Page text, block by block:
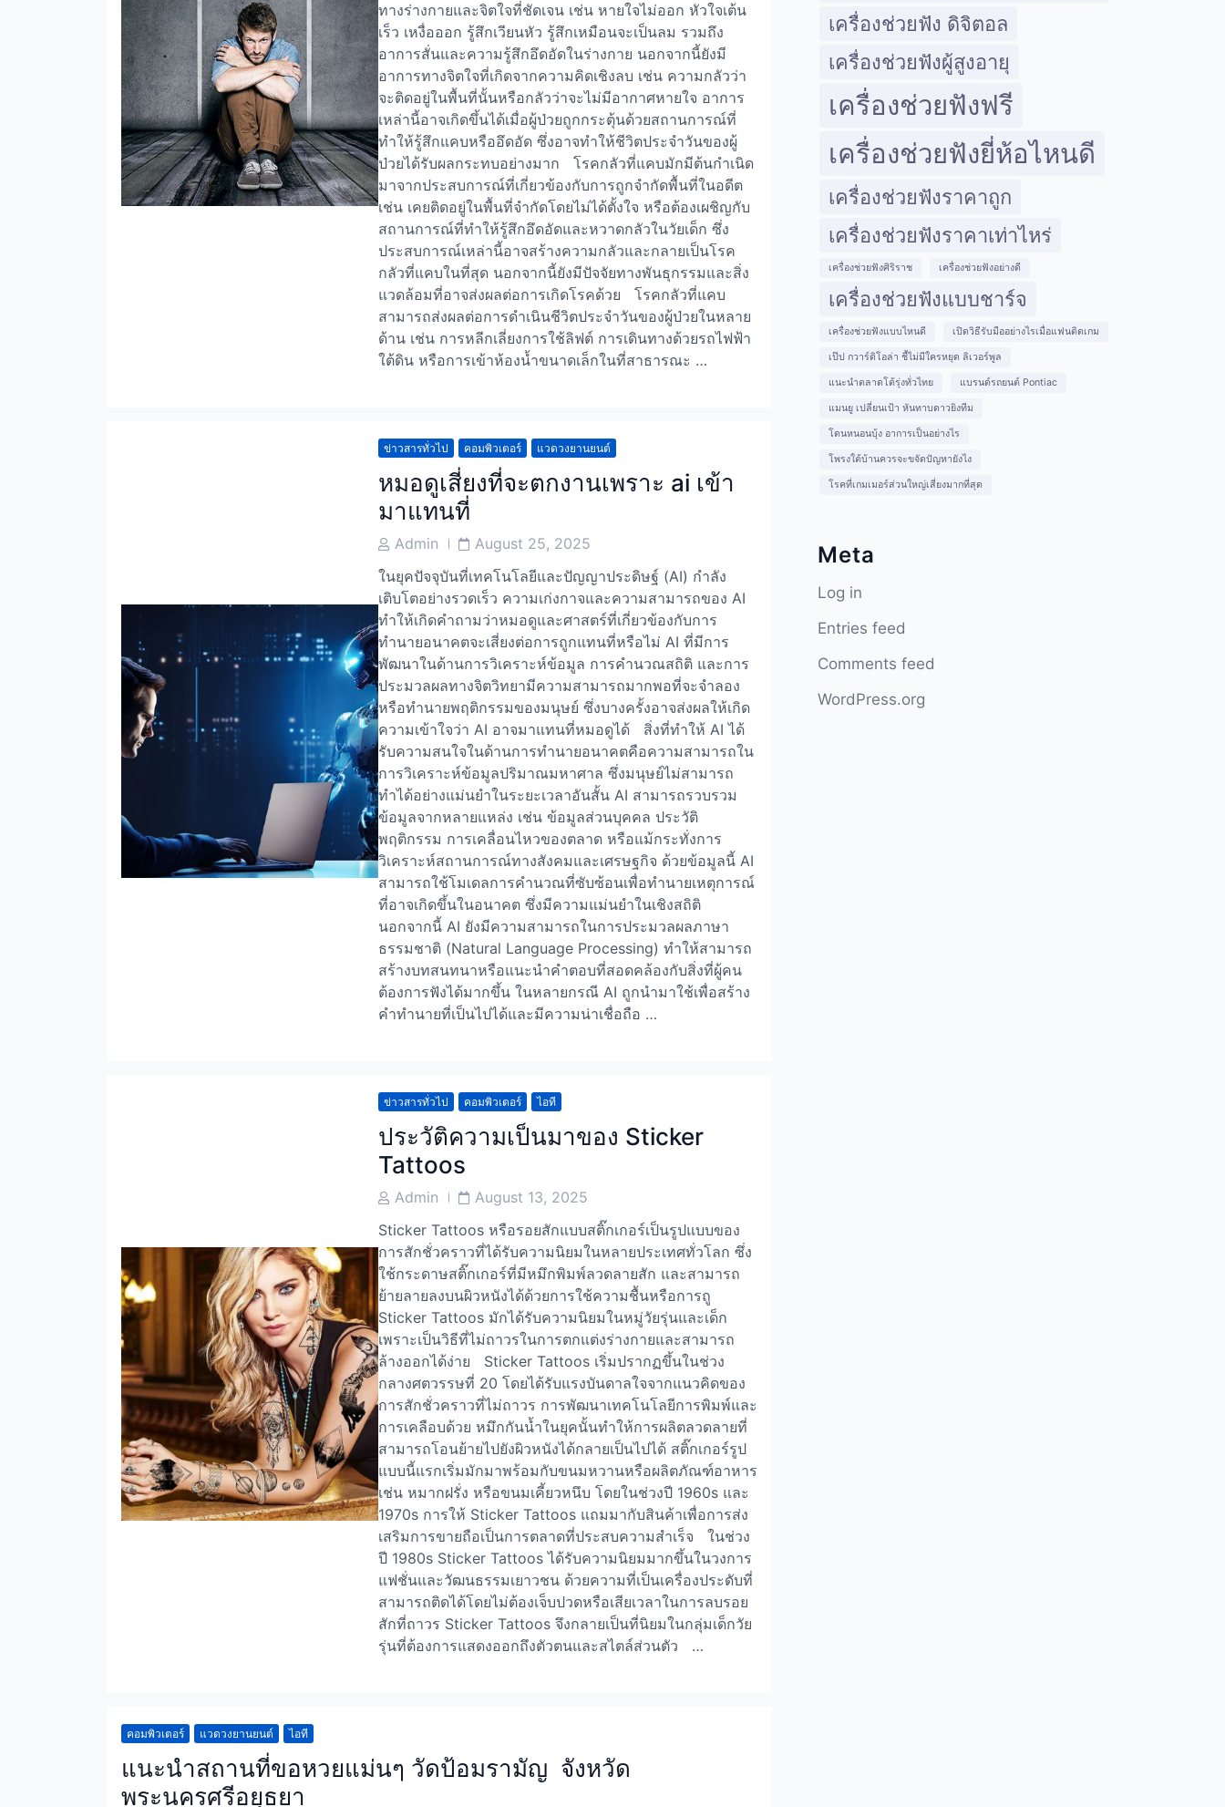
ทางร่างกายและจิตใจที่ชัดเจน เช่น หายใจไม่ออก หัวใจเต้น
เร็ว เหงื่อออก รู้สึกเวียนหัว รู้สึกเหมือนจะเป็นลม รวมถึง
อาการสั่นและความรู้สึกอึดอัดในร่างกาย นอกจากนี้ยังมี
อาการทางจิตใจที่เกิดจากความคิดเชิงลบ เช่น ความกลัวว่า
จะติดอยู่ในพื้นที่นั้นหรือกลัวว่าจะไม่มีอากาศหายใจ อาการ
เหล่านี้อาจเกิดขึ้นได้เมื่อผู้ป่วยถูกกระตุ้นด้วยสถานการณ์ที่
ทำให้รู้สึกแคบหรืออึดอัด ซึ่งอาจทำให้ชีวิตประจำวันของผู้
ป่วยได้รับผลกระทบอย่างมาก โรคกลัวที่แคบมักมีต้นกำเนิด
มาจากประสบการณ์ที่เกี่ยวข้องกับการถูกจำกัดพื้นที่ในอดีต
เช่น เคยติดอยู่ในพื้นที่จำกัดโดยไม่ได้ตั้งใจ หรือต้องเผชิญกับ
สถานการณ์ที่ทำให้รู้สึกอึดอัดและหวาดกลัวในวัยเด็ก ซึ่ง
ประสบการณ์เหล่านี้อาจสร้างความกลัวและกลายเป็นโรค
กลัวที่แคบในที่สุด นอกจากนี้ยังมีปัจจัยทางพันธุกรรมและสิ่ง
แวดล้อมที่อาจส่งผลต่อการเกิดโรคด้วย โรคกลัวที่แคบ
สามารถส่งผลต่อการดำเนินชีวิตประจำวันของผู้ป่วยในหลาย
ด้าน เช่น การหลีกเลี่ยงการใช้ลิฟต์ การเดินทางด้วยรถไฟฟ้า
ใต้ดิน หรือการเข้าห้องน้ำขนาดเล็กในที่สาธารณะ …
ข่าวสารทั่วไป คอมพิวเตอร์ แวดวงยานยนต์
หมอดูเสี่ยงที่จะตกงานเพราะ ai เข้า
มาแทนที่
PostAdmin
PostAugust 25, 2025
ในยุคปัจจุบันที่เทคโนโลยีและปัญญาประดิษฐ์ (AI) กำลัง
เติบโตอย่างรวดเร็ว ความเก่งกาจและความสามารถของ AI
ทำให้เกิดคำถามว่าหมอดูและศาสตร์ที่เกี่ยวข้องกับการ
ทำนายอนาคตจะเสี่ยงต่อการถูกแทนที่หรือไม่ AI ที่มีการ
พัฒนาในด้านการวิเคราะห์ข้อมูล การคำนวณสถิติ และการ
ประมวลผลทางจิตวิทยามีความสามารถมากพอที่จะจำลอง
หรือทำนายพฤติกรรมของมนุษย์ ซึ่งบางครั้งอาจส่งผลให้เกิด
ความเข้าใจว่า AI อาจมาแทนที่หมอดูได้ สิ่งที่ทำให้ AI ได้
รับความสนใจในด้านการทำนายอนาคตคือความสามารถใน
การวิเคราะห์ข้อมูลปริมาณมหาศาล ซึ่งมนุษย์ไม่สามารถ
ทำได้อย่างแม่นยำในระยะเวลาอันสั้น AI สามารถรวบรวม
ข้อมูลจากหลายแหล่ง เช่น ข้อมูลส่วนบุคคล ประวัติ
พฤติกรรม การเคลื่อนไหวของตลาด หรือแม้กระทั่งการ
วิเคราะห์สถานการณ์ทางสังคมและเศรษฐกิจ ด้วยข้อมูลนี้ AI
สามารถใช้โมเดลการคำนวณที่ซับซ้อนเพื่อทำนายเหตุการณ์
ที่อาจเกิดขึ้นในอนาคต ซึ่งมีความแม่นยำในเชิงสถิติ
นอกจากนี้ AI ยังมีความสามารถในการประมวลผลภาษา
ธรรมชาติ (Natural Language Processing) ทำให้สามารถ
สร้างบทสนทนาหรือแนะนำคำตอบที่สอดคล้องกับสิ่งที่ผู้คน
ต้องการฟังได้มากขึ้น ในหลายกรณี AI ถูกนำมาใช้เพื่อสร้าง
คำทำนายที่เป็นไปได้และมีความน่าเชื่อถือ …
ข่าวสารทั่วไป คอมพิวเตอร์ ไอที
ประวัติความเป็นมาของ Sticker
Tattoos
PostAdmin
PostAugust 13, 2025
Sticker Tattoos หรือรอยสักแบบสติ๊กเกอร์เป็นรูปแบบของ
การสักชั่วคราวที่ได้รับความนิยมในหลายประเทศทั่วโลก ซึ่ง
ใช้กระดาษสติ๊กเกอร์ที่มีหมึกพิมพ์ลวดลายสัก และสามารถ
ย้ายลายลงบนผิวหนังได้ด้วยการใช้ความชื้นหรือการถู
Sticker Tattoos มักได้รับความนิยมในหมู่วัยรุ่นและเด็ก
เพราะเป็นวิธีที่ไม่ถาวรในการตกแต่งร่างกายและสามารถ
ล้างออกได้ง่าย Sticker Tattoos เริ่มปรากฏขึ้นในช่วง
กลางศตวรรษที่ 20 โดยได้รับแรงบันดาลใจจากแนวคิดของ
การสักชั่วคราวที่ไม่ถาวร การพัฒนาเทคโนโลยีการพิมพ์และ
การเคลือบด้วย หมึกกันน้ำในยุคนั้นทำให้การผลิตลวดลายที่
สามารถโอนย้ายไปยังผิวหนังได้กลายเป็นไปได้ สติ๊กเกอร์รูป
แบบนี้แรกเริ่มมักมาพร้อมกับขนมหวานหรือผลิตภัณฑ์อาหาร
เช่น หมากฝรั่ง หรือขนมเคี้ยวหนึบ โดยในช่วงปี 1960s และ
1970s การให้ Sticker Tattoos แถมมากับสินค้าเพื่อการส่ง
เสริมการขายถือเป็นการตลาดที่ประสบความสำเร็จ ในช่วง
ปี 1980s Sticker Tattoos ได้รับความนิยมมากขึ้นในวงการ
แฟชั่นและวัฒนธรรมเยาวชน ด้วยความที่เป็นเครื่องประดับที่
สามารถติดได้โดยไม่ต้องเจ็บปวดหรือเสียเวลาในการลบรอย
สักที่ถาวร Sticker Tattoos จึงกลายเป็นที่นิยมในกลุ่มเด็กวัย
รุ่นที่ต้องการแสดงออกถึงตัวตนและสไตล์ส่วนตัว …
คอมพิวเตอร์ แวดวงยานยนต์ ไอที
แนะนำสถานที่ขอหวยแม่นๆ วัดป้อมรามัญ จังหวัด
พระนครศรีอยุธยา
เครื่องช่วยฟัง ดิจิตอล
เครื่องช่วยฟังผู้สูงอายุ
เครื่องช่วยฟังฟรี
เครื่องช่วยฟังยี่ห้อไหนดี
เครื่องช่วยฟังราคาถูก
เครื่องช่วยฟังราคาเท่าไหร่
เครื่องช่วยฟังศิริราช เครื่องช่วยฟังอย่างดี
เครื่องช่วยฟังแบบชาร์จ
เครื่องช่วยฟังแบบไหนดี เปิดวิธีรับมืออย่างไรเมื่อแฟนติดเกม
เป๊ป กวาร์ดิโอล่า ชี้ไม่มีใครหยุด ลิเวอร์พูล
แนะนำตลาดโต้รุ่งทั่วไทย แบรนด์รถยนต์ Pontiac
แมนยู เปลี่ยนเป้า หันทาบดาวยิงทีม
โดนหนอนบุ้ง อาการเป็นอย่างไร
โพรงใต้บ้านควรจะขจัดปัญหายังไง
โรคที่เกมเมอร์ส่วนใหญ่เสี่ยงมากที่สุด
Meta
Log in
Entries feed
Comments feed
WordPress.org